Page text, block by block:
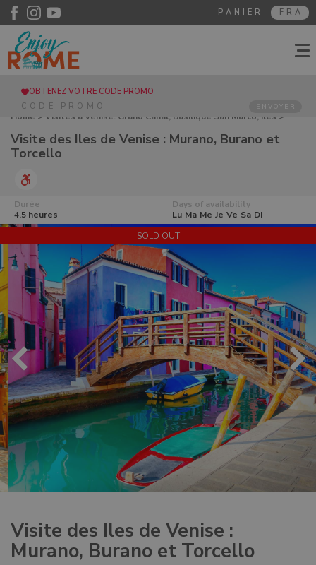
FRA
PANIER
OBTENEZ VOTRE CODE PROMO
ENVOYER
Home > Visites à Venise. Grand Canal, Basilique San Marco, Îles >
Visite des Iles de Venise : Murano, Burano et
Torcello
Days of availability
Lu Ma Me Je Ve Sa Di
Durée
4.5 heures
SOLD OUT
Visite des Iles de Venise :
Murano, Burano et Torcello